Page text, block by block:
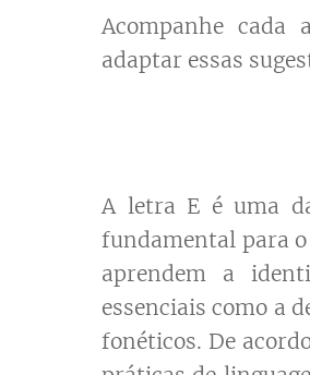
Acompanhe cada
adaptar essas
A letra E é uma
fundamental para o
aprendem a
essenciais como a
fonéticos. De